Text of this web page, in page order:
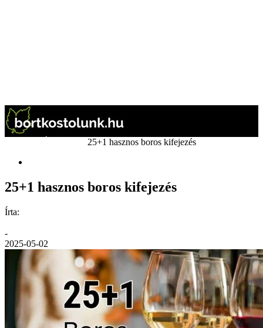
25+1 hasznos boros kifejezés
25+1 hasznos boros kifejezés
Írta:
-
2025-05-02